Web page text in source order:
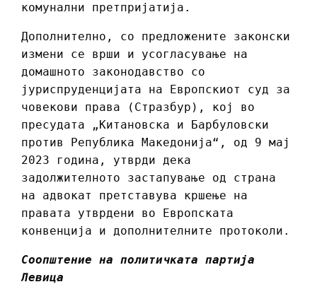
комунални претпријатија.
Дополнително, со предложените законски
измени се врши и усогласување на
домашното законодавство со
јуриспруденцијата на Европскиот суд за
човекови права (Стразбур), кој во
пресудата „Китановска и Барбуловски
против Република Македонија“, од 9 мај
2023 година, утврди дека
задолжителното застапување од страна
на адвокат претставува кршење на
правата утврдени во Европската
конвенција и дополнителните протоколи.
Соопштение на политичката партија
Левица